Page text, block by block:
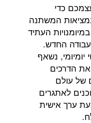
כדי
המשתנה
העתיד
החדש.
נשאף
הדרכים
של עולם
לאתגרים
ערך אישית